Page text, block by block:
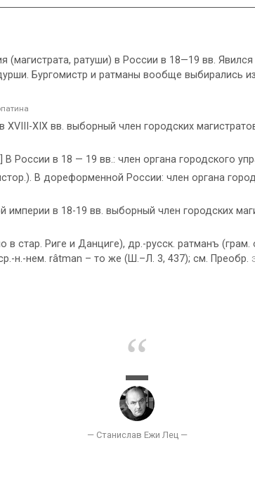
(магистрата, ратуши) в России в 18—19 вв.
Бургомистр и ратманы вообще выбирались
XIX вв. выборный член городских
в 18 — 19 вв.: член органа городского
В дореформенной России: член органа
в 18-19 вв. выборный член городских
стар. Риге и Данциге), др.-русск. ратманъ (грам.
н.-нем. râtman – то же (Ш.–Л. 3, 437); см. Преобр.